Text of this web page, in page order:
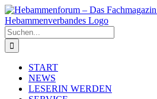
Zum
Inhalt
springen
Suche
nach:
START
NEWS
LESERIN WERDEN